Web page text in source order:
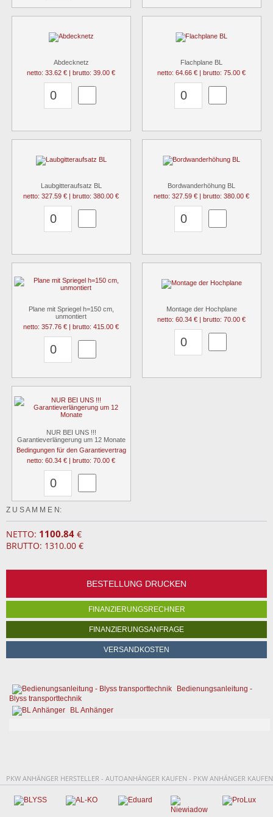
Abdecknetz
netto: 33.62 € | brutto: 39.00 €
Flachplane BL
netto: 64.66 € | brutto: 75.00 €
Laubgitteraufsatz BL
netto: 327.59 € | brutto: 380.00 €
Bordwanderhöhung BL
netto: 327.59 € | brutto: 380.00 €
Plane mit Spriegel h=150 cm,
unmontiert
netto: 357.76 € | brutto: 415.00 €
Montage der Hochplane
netto: 60.34 € | brutto: 70.00 €
NUR BEI UNS !!!
Garantieverlängerung um 12 Monate
Bedingungen für den Garantievertrag
netto: 60.34 € | brutto: 70.00 €
Z U S A M M E N:
NETTO: 1100.84 €
BRUTTO: 1310.00 €
BESTELLUNG DRUCKEN
FINANZIERUNGSRECHNER
FINANZIERUNGSANFRAGE
VERSANDKOSTEN
Bedienungsanleitung -
Blyss transporttechnik
BL Anhänger
PKW ANHÄNGER HERSTELLER - AUTOANHÄNGER KAUFEN - PKW ANHÄNGER KAUFEN